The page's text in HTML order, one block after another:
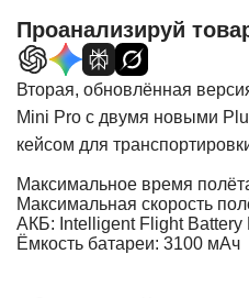
Проанализируй
Вторая, обновлённая
Mini Pro c двумя новыми
кейсом для
Максимальное время
Максимальная скорость
АКБ: Intelligent Flight Battery
Ёмкость батареи: 3100 мАч